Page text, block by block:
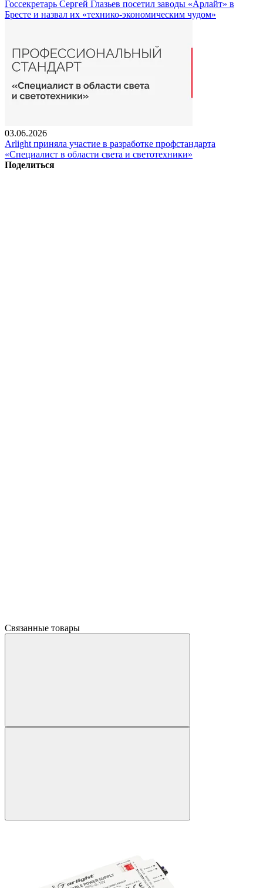
Госсекретарь Сергей Глазьев посетил заводы «Арлайт» в
Бресте и назвал их «технико-экономическим чудом»
03.06.2026
Arlight приняла участие в разработке профстандарта
«Специалист в области света и светотехники»
Поделиться
Связанные товары